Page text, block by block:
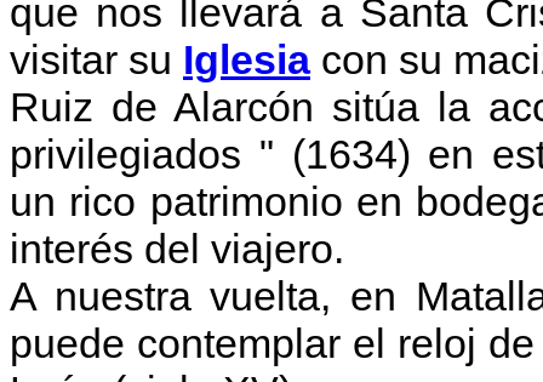
que nos llevará a Santa
visitar su Iglesiacon su
Ruiz de Alarcón sitúa la
privilegiados " (1634) en
un rico patrimonio en
interés del viajero.
A nuestra vuelta, en
puede contemplar el reloj